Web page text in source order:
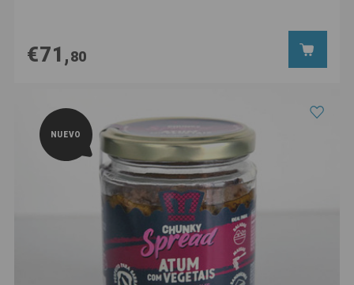
€71,80
NUEVO